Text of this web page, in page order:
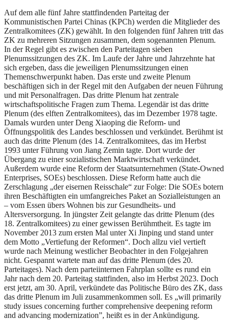
Auf dem alle fünf Jahre stattfindenden Parteitag der
Kommunistischen Partei Chinas (KPCh) werden die Mitglieder des
Zentralkomitees (ZK) gewählt. In den folgenden fünf Jahren tritt das
ZK zu mehreren Sitzungen zusammen, dem sogenannten Plenum.
In der Regel gibt es zwischen den Parteitagen sieben
Plenumssitzungen des ZK. Im Laufe der Jahre und Jahrzehnte hat
sich ergeben, dass die jeweiligen Plenumssitzungen einen
Themenschwerpunkt haben. Das erste und zweite Plenum
beschäftigen sich in der Regel mit den Aufgaben der neuen Führung
und mit Personalfragen. Das dritte Plenum hat zentrale
wirtschaftspolitische Fragen zum Thema. Legendär ist das dritte
Plenum (des elften Zentralkomitees), das im Dezember 1978 tagte.
Damals wurden unter Deng Xiaoping die Reform- und
Öffnungspolitik des Landes beschlossen und verkündet. Berühmt ist
auch das dritte Plenum (des 14. Zentralkomitees, das im Herbst
1993 unter Führung von Jiang Zemin tagte. Dort wurde der
Übergang zu einer sozialistischen Marktwirtschaft verkündet.
Außerdem wurde eine Reform der Staatsunternehmen (State-Owned
Enterprises, SOEs) beschlossen. Diese Reform hatte auch die
Zerschlagung „der eisernen Reisschale“ zur Folge: Die SOEs botern
ihren Beschäftigten ein umfangreiches Paket an Sozialleistungen an
– vom Essen übers Wohnen bis zur Gesundheits- und
Altersversorgung. In jüngster Zeit gelangte das dritte Plenum (des
18. Zentralkomitees) zu einer gewissen Berühmtheit. Es tagte im
November 2013 zum ersten Mal unter Xi Jinping und stand unter
dem Motto „Vertiefung der Reformen“. Doch allzu viel vertieft
wurde nach Meinung westlicher Beobachter in den Folgejahren
nicht. Gespannt wartete man auf das dritte Plenum (des 20.
Parteitages). Nach dem parteiinternen Fahrplan sollte es rund ein
Jahr nach dem 20. Parteitag stattfinden, also im Herbst 2023. Doch
erst jetzt, am 30. April, verkündete das Politische Büro des ZK, dass
das dritte Plenum im Juli zusammenkommen soll. Es „will primarily
study issues concerning further comprehensive deepening reform
and advancing modernization”, heißt es in der Ankündigung.